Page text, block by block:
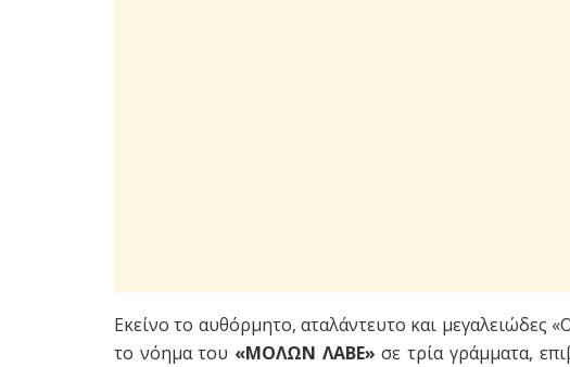
Εκείνο το αυθόρμητο, αταλάντευτο και μεγαλειώδες
το νόημα του «ΜΟΛΩΝ ΛΑΒΕ» σε τρία γράμματα,